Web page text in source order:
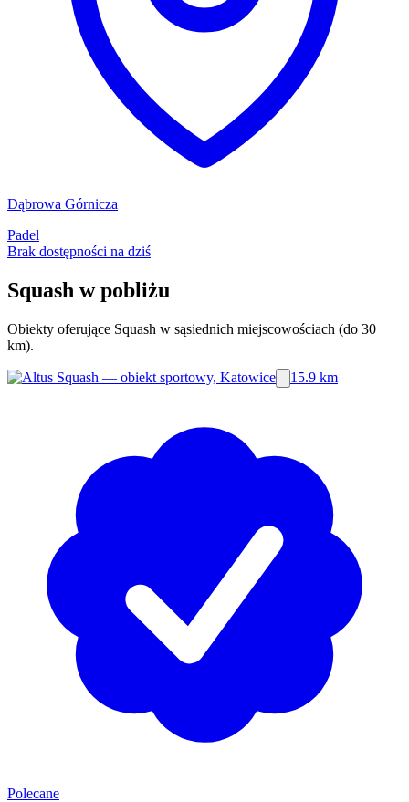
Dąbrowa Górnicza
Padel
Brak dostępności na dziś
Squash w pobliżu
Obiekty oferujące Squash w sąsiednich miejscowościach (do 30
km).
15.9 km
Polecane